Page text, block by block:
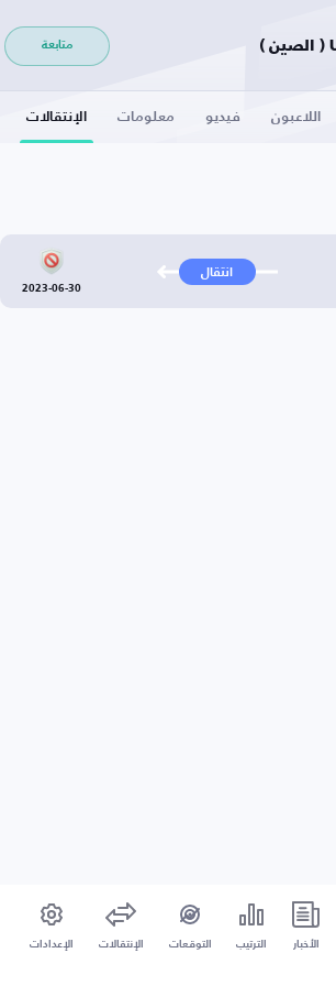
متابعة
اللاعبون فيديو معلومات الإنتقالات
انتقال
2023-06-30
الأخبار الترتيب التوقعات الإنتقالات الإعدادات